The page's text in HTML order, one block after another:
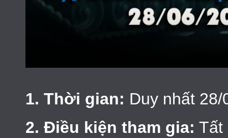
1. Thời gian: Duy nhất 28/
2. Điều kiện tham gia: Tất